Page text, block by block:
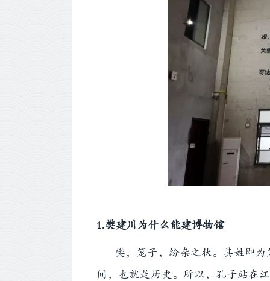
1.樊建川为什么能建博物馆
樊，笼子，纷杂之状。其姓即为
间，也就是历史。所以，孔子站在